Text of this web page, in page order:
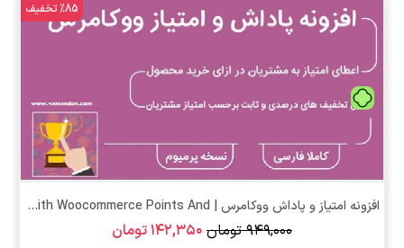
تومان
%85 تخفیف
افزونه امتیاز و پاداش ووکامرس | Yith Woocommerce Points And...
۹۴۹,۰۰۰ تومان ۱۴۲,۳۵۰تومان